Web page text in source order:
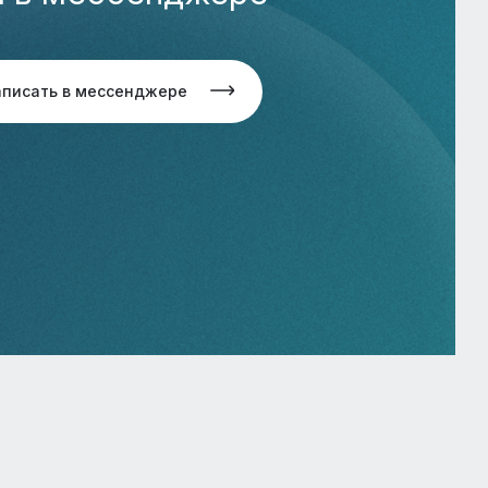
в мессенджере